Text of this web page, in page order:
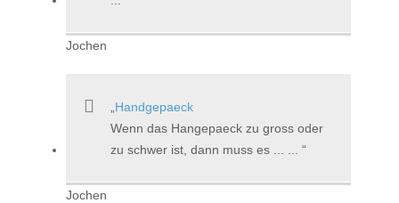
Jochen
Handgepaeck
Wenn das Hangepaeck zu gross oder
zu schwer ist, dann muss es ... ...
Jochen